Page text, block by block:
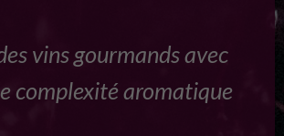
vins gourmands avec
complexité aromatique